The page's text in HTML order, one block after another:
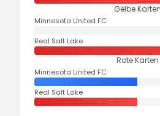
Gelbe Karten
Minnesota United FC
Real Salt Lake
Rote Karten
Minnesota United FC
Real Salt Lake